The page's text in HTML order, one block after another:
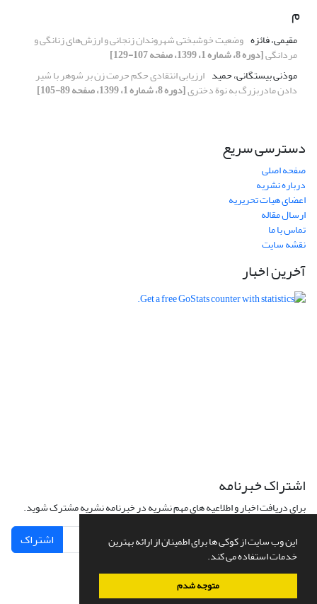
این وب سایت از کوکی ها برای اطمینان از ارائه بهترین
خدمات استفاده می کند.
متوجه شدم
م
مقیمی، فائزه وضعیت خوشبختی شهروندان زنجانی و ارزش‌های زنانگی و
مردانگی[دوره 8، شماره 1، 1399، صفحه 107-129]
موذنی بیستگانی، حمید ارزیابی انتقادی حکم حرمت زن بر شوهر با شیر
دادن مادربزرگ به نوة دختری[دوره 8، شماره 1، 1399، صفحه 89-105]
دسترسی سریع
صفحه اصلی
درباره نشریه
اعضای هیات تحریریه
ارسال مقاله
تماس با ما
نقشه سایت
آخرین اخبار
اشتراک خبرنامه
برای دریافت اخبار و اطلاعیه های مهم نشریه در خبرنامه نشریه مشترک شوید.
اشتراک
سامانه مدیریت نشریات علمی.طراحی و پیاده سازی ازسیناوب